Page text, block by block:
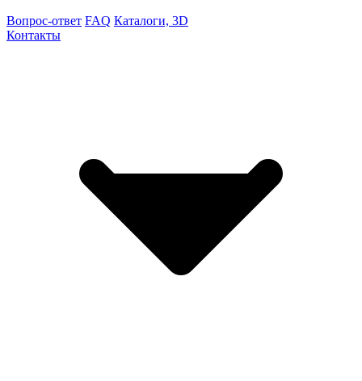
Вопрос-ответ FAQ Каталоги, 3D
Контакты